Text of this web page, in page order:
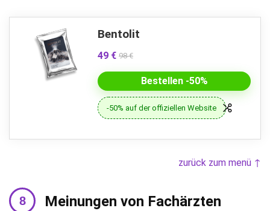
Bentolit
49 € 98 €
Bestellen -50%
-50% auf der offiziellen Website
zurück zum menü ↑
Meinungen von Fachärzten